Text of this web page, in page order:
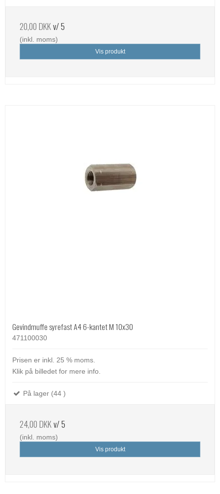
20,00 DKKv/ 5
(inkl. moms)
Vis produkt
Gevindmuffe syrefast A4 6-kantet M 10x30
471100030
Prisen er inkl. 25 % moms.
Klik på billedet for mere info.
På lager (44 )
24,00 DKKv/ 5
(inkl. moms)
Vis produkt